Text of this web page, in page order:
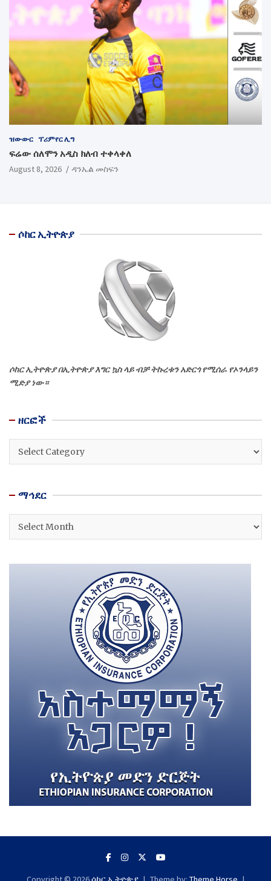
ዝውውር ፕሪምየር ሊግ
ፍሬው ሰለሞን አዲስ ክለብ ተቀላቀለ
August 8, 2026 ዳንኤል መስፍን
ሶከር ኢትዮጵያ
ሶከር ኢትዮጵያ በኢትዮጵያ እግር ኳስ ላይ ብቻ ትኩረቱን አድርጎ የሚሰራ የኦንላይን
ሚድያ ነው።
ዘርፎች
ዘርፎች
ማኅደር
ማኅደር